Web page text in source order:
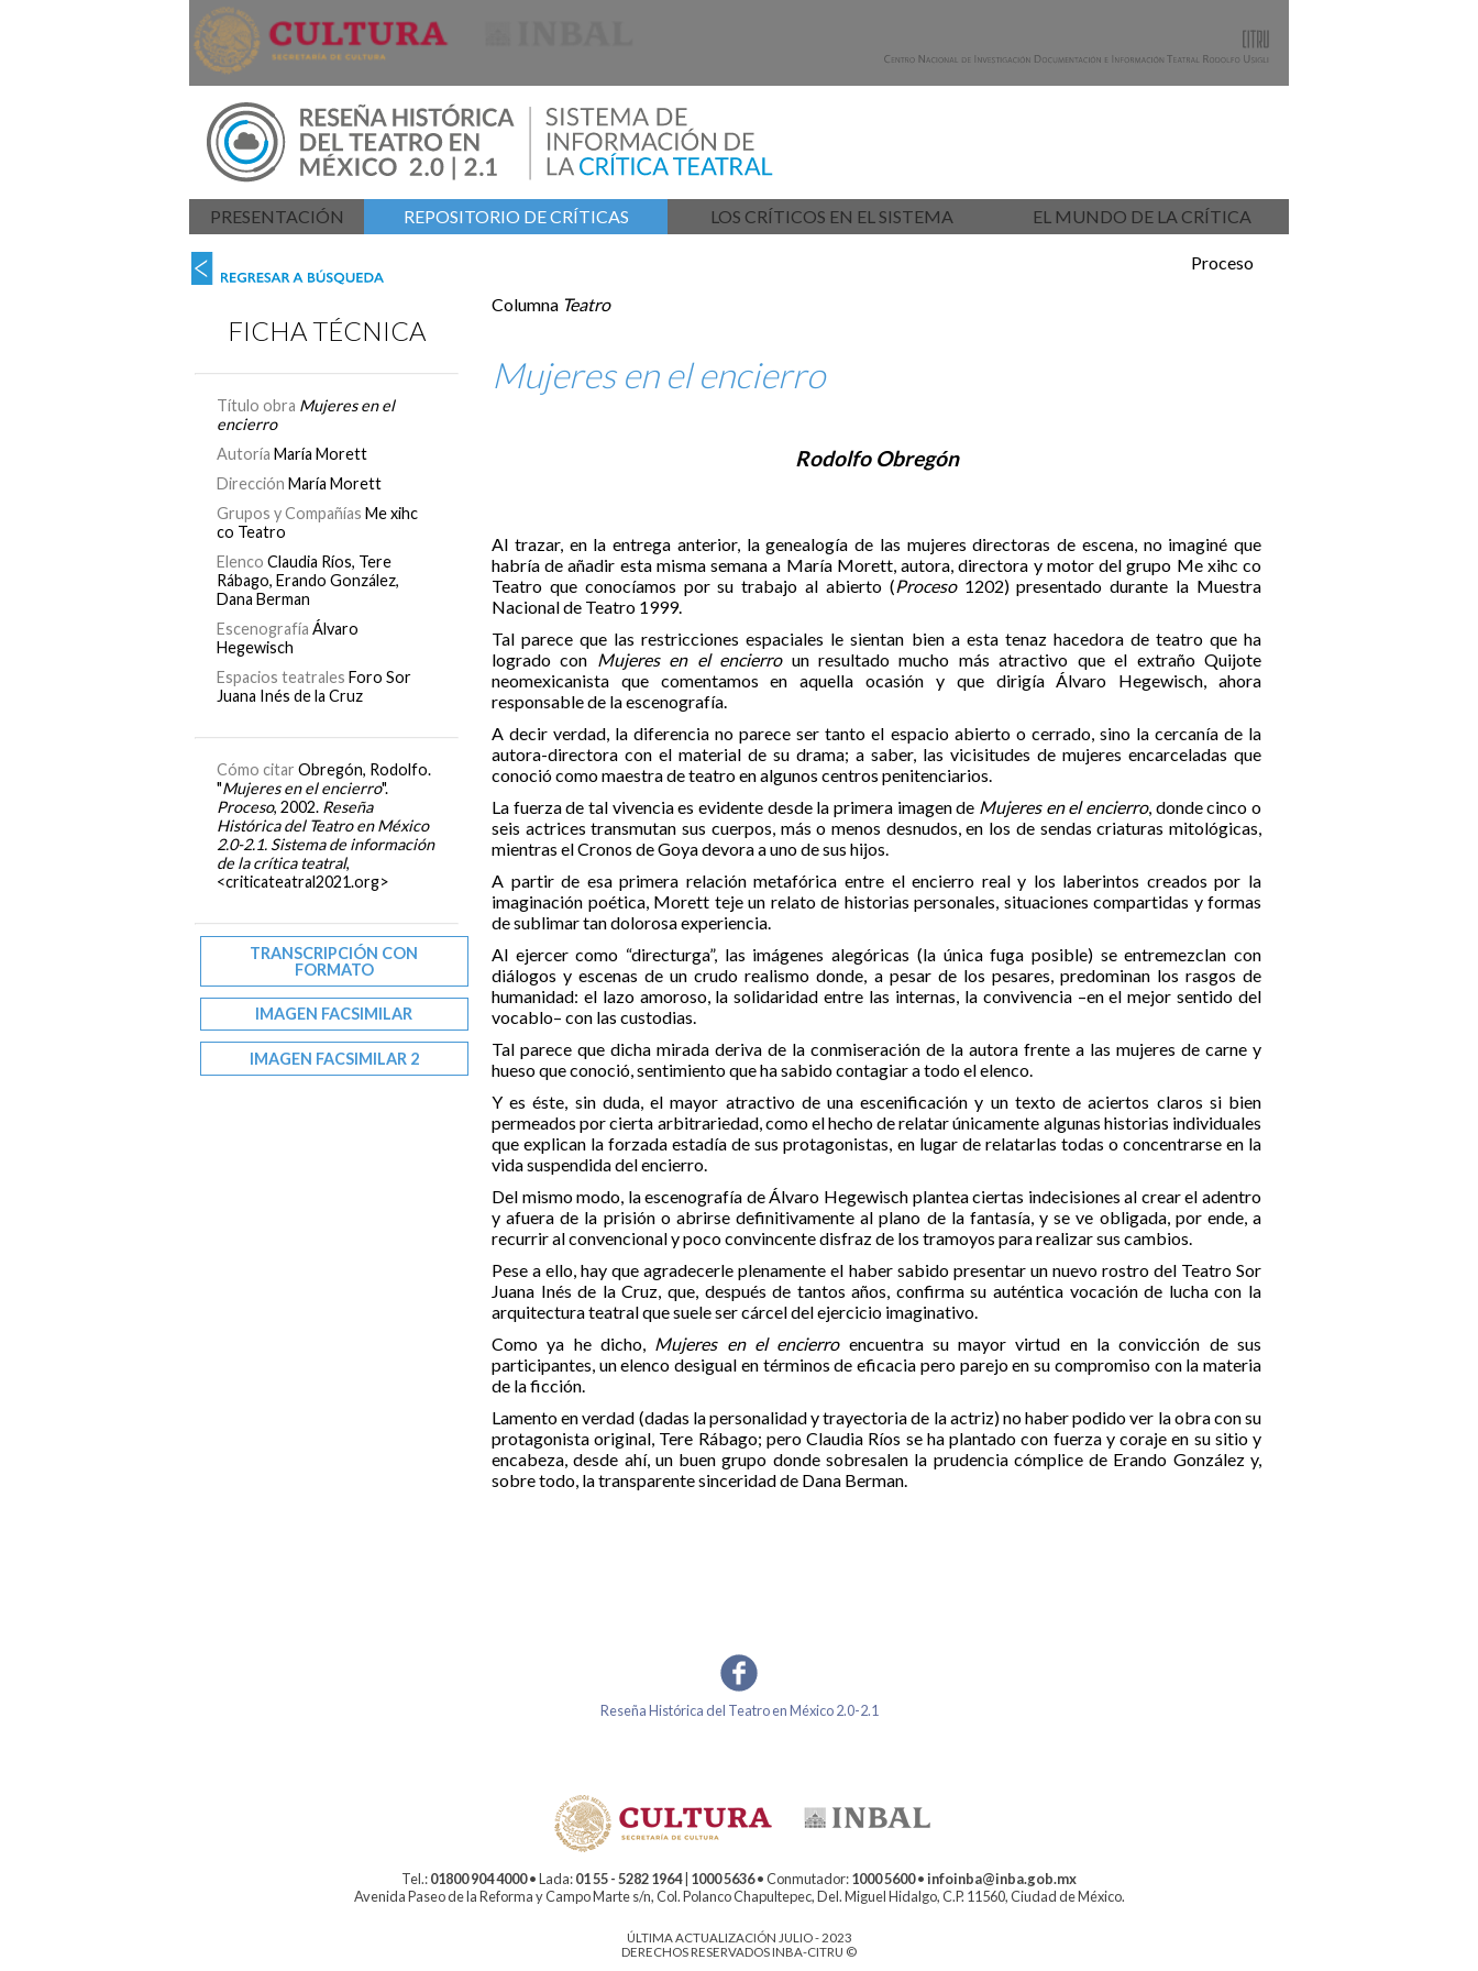
PRESENTACIÓN REPOSITORIO DE CRÍTICAS LOS CRÍTICOS EN EL SISTEMA EL MUNDO DE LA CRÍTICA
FICHA TÉCNICA
Título obra Mujeres en el
encierro
Autoría María Morett
Dirección María Morett
Grupos y Compañías Me xihc
co Teatro
Elenco Claudia Ríos, Tere
Rábago, Erando González,
Dana Berman
Escenografía Álvaro
Hegewisch
Espacios teatrales Foro Sor
Juana Inés de la Cruz
Cómo citar Obregón, Rodolfo.
"Mujeres en el encierro".
Proceso, 2002. Reseña
Histórica del Teatro en México
2.0-2.1. Sistema de información
de la crítica teatral,
<criticateatral2021.org>
TRANSCRIPCIÓN CON
FORMATO
IMAGEN FACSIMILAR
IMAGEN FACSIMILAR 2
Proceso
Columna Teatro
Mujeres en el encierro
Rodolfo Obregón
Al trazar, en la entrega anterior, la genealogía de las mujeres directoras de escena, no imaginé que
habría de añadir esta misma semana a María Morett, autora, directora y motor del grupo Me xihc co
Teatro que conocíamos por su trabajo al abierto (Proceso1202) presentado durante la Muestra
Nacional de Teatro 1999.
Tal parece que las restricciones espaciales le sientan bien a esta tenaz hacedora de teatro que ha
logrado con Mujeres en el encierroun resultado mucho más atractivo que el extraño Quijote
neomexicanista que comentamos en aquella ocasión y que dirigía Álvaro Hegewisch, ahora
responsable de la escenografía.
A decir verdad, la diferencia no parece ser tanto el espacio abierto o cerrado, sino la cercanía de la
autora-directora con el material de su drama; a saber, las vicisitudes de mujeres encarceladas que
conoció como maestra de teatro en algunos centros penitenciarios.
La fuerza de tal vivencia es evidente desde la primera imagen de Mujeres en el encierro, donde cinco o
seis actrices transmutan sus cuerpos, más o menos desnudos, en los de sendas criaturas mitológicas,
mientras el Cronos de Goya devora a uno de sus hijos.
A partir de esa primera relación metafórica entre el encierro real y los laberintos creados por la
imaginación poética, Morett teje un relato de historias personales, situaciones compartidas y formas
de sublimar tan dolorosa experiencia.
Al ejercer como “directurga”, las imágenes alegóricas (la única fuga posible) se entremezclan con
diálogos y escenas de un crudo realismo donde, a pesar de los pesares, predominan los rasgos de
humanidad: el lazo amoroso, la solidaridad entre las internas, la convivencia –en el mejor sentido del
vocablo– con las custodias.
Tal parece que dicha mirada deriva de la conmiseración de la autora frente a las mujeres de carne y
hueso que conoció, sentimiento que ha sabido contagiar a todo el elenco.
Y es éste, sin duda, el mayor atractivo de una escenificación y un texto de aciertos claros si bien
permeados por cierta arbitrariedad, como el hecho de relatar únicamente algunas historias individuales
que explican la forzada estadía de sus protagonistas, en lugar de relatarlas todas o concentrarse en la
vida suspendida del encierro.
Del mismo modo, la escenografía de Álvaro Hegewisch plantea ciertas indecisiones al crear el adentro
y afuera de la prisión o abrirse definitivamente al plano de la fantasía, y se ve obligada, por ende, a
recurrir al convencional y poco convincente disfraz de los tramoyos para realizar sus cambios.
Pese a ello, hay que agradecerle plenamente el haber sabido presentar un nuevo rostro del Teatro Sor
Juana Inés de la Cruz, que, después de tantos años, confirma su auténtica vocación de lucha con la
arquitectura teatral que suele ser cárcel del ejercicio imaginativo.
Como ya he dicho, Mujeres en el encierroencuentra su mayor virtud en la convicción de sus
participantes, un elenco desigual en términos de eficacia pero parejo en su compromiso con la materia
de la ficción.
Lamento en verdad (dadas la personalidad y trayectoria de la actriz) no haber podido ver la obra con su
protagonista original, Tere Rábago; pero Claudia Ríos se ha plantado con fuerza y coraje en su sitio y
encabeza, desde ahí, un buen grupo donde sobresalen la prudencia cómplice de Erando González y,
sobre todo, la transparente sinceridad de Dana Berman.
Reseña Histórica del Teatro en México 2.0-2.1
Tel.:01800 904 4000• Lada:01 55 - 5282 1964| 1000 5636• Conmutador:1000 5600•infoinba@inba.gob.mx
Avenida Paseo de la Reforma y Campo Marte s/n, Col. Polanco Chapultepec, Del. Miguel Hidalgo, C.P. 11560, Ciudad de México.
ÚLTIMA ACTUALIZACIÓN JULIO - 2023
DERECHOS RESERVADOS INBA-CITRU ©